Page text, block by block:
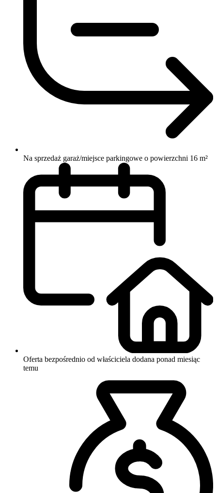
Na sprzedaż garaż/miejsce parkingowe o powierzchni 16 m²
Oferta bezpośrednio od właściciela dodana ponad miesiąc
temu